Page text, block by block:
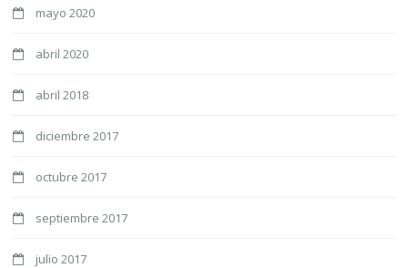
mayo 2020
abril 2020
abril 2018
diciembre 2017
octubre 2017
septiembre 2017
julio 2017